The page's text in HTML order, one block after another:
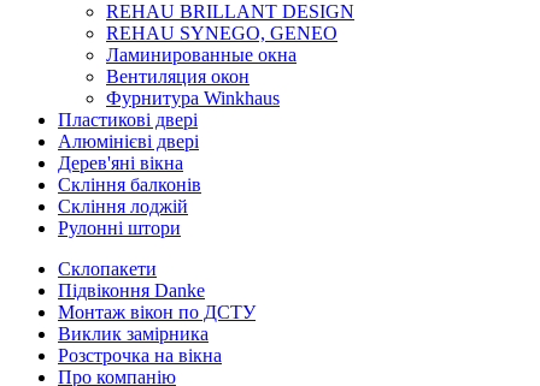
REHAU BRILLANT DESIGN
REHAU SYNEGO, GENEO
Ламинированные окна
Вентиляция окон
Фурнитура Winkhaus
Пластикові двері
Алюмінієві двері
Дерев'яні вікна
Скління балконів
Скління лоджій
Рулонні штори
Склопакети
Підвіконня Danke
Монтаж вікон по ДСТУ
Виклик замірника
Розстрочка на вікна
Про компанію